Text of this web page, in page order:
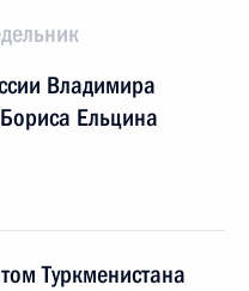
Владимира
Ельцина
Туркменистана